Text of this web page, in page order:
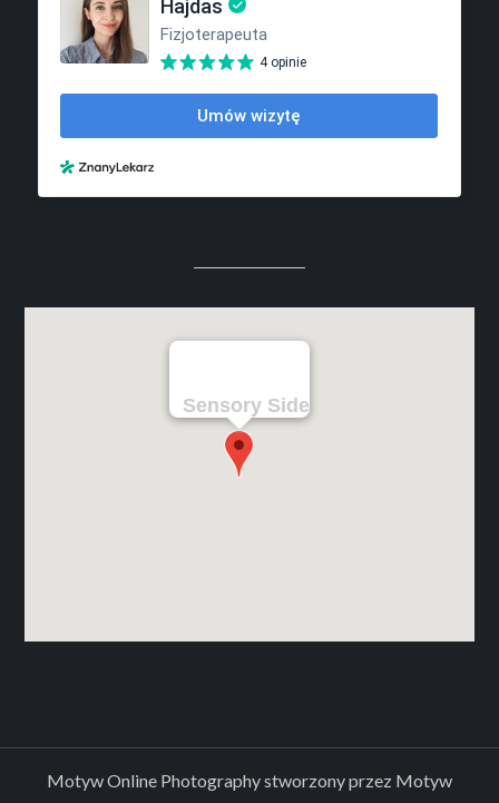
Sensory Side
Motyw Online Photography stworzony przez Motyw